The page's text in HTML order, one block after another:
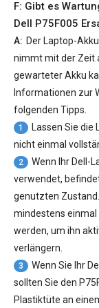
F: Gibt es
Dell P75F005
A: Der Laptop-
nimmt mit der Zeit
gewarteter Akku
Informationen zur
folgenden Tipps.
1
Lassen Sie die
nicht einmal
2
Wenn Ihr Dell-
verwendet,
genutzten
mindestens
werden, um ihn
verlängern.
3
Wenn Sie Ihr
sollten Sie den
Plastiktüte an